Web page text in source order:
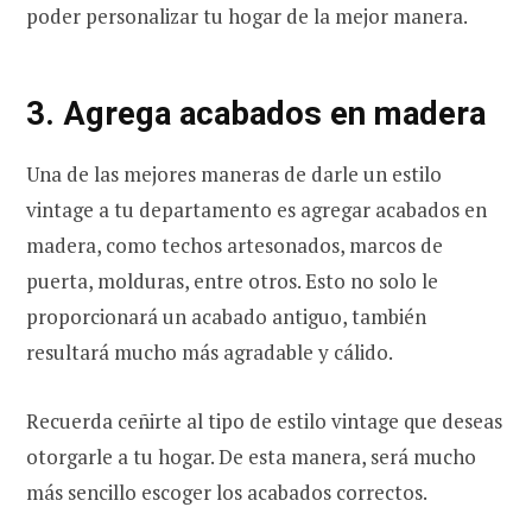
poder personalizar tu hogar de la mejor manera.
3. Agrega acabados en madera
Una de las mejores maneras de darle un estilo
vintage a tu departamento es agregar acabados en
madera, como techos artesonados, marcos de
puerta, molduras, entre otros. Esto no solo le
proporcionará un acabado antiguo, también
resultará mucho más agradable y cálido.
Recuerda ceñirte al tipo de estilo vintage que deseas
otorgarle a tu hogar. De esta manera, será mucho
más sencillo escoger los acabados correctos.